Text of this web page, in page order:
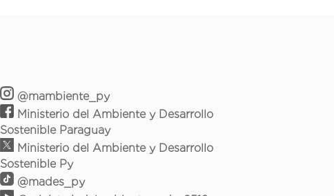
@mambiente_py
Ministerio del Ambiente y Desarrollo
Sostenible Paraguay
Ministerio del Ambiente y Desarrollo
Sostenible Py
@mades_py